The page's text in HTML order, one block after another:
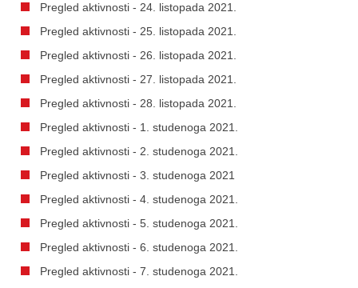
Pregled aktivnosti - 24. listopada 2021.
Pregled aktivnosti - 25. listopada 2021.
Pregled aktivnosti - 26. listopada 2021.
Pregled aktivnosti - 27. listopada 2021.
Pregled aktivnosti - 28. listopada 2021.
Pregled aktivnosti - 1. studenoga 2021.
Pregled aktivnosti - 2. studenoga 2021.
Pregled aktivnosti - 3. studenoga 2021
Pregled aktivnosti - 4. studenoga 2021.
Pregled aktivnosti - 5. studenoga 2021.
Pregled aktivnosti - 6. studenoga 2021.
Pregled aktivnosti - 7. studenoga 2021.